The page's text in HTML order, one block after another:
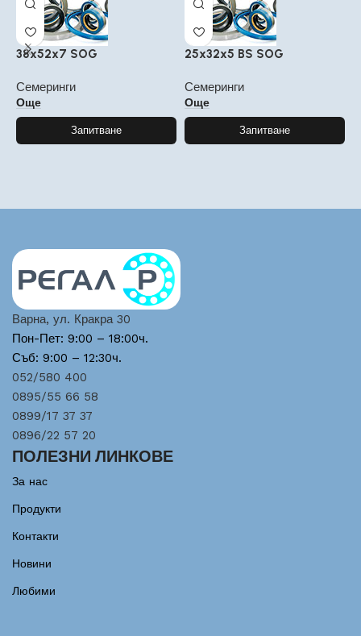
38x52x7 SOG
Семеринги
Още
Запитване
25x32x5 BS SOG
Семеринги
Още
Запитване
Варна, ул. Кракра 30
Пон-Пет: 9:00 – 18:00ч.
Съб: 9:00 – 12:30ч.
052/580 400
0895/55 66 58
0899/17 37 37
0896/22 57 20
ПОЛЕЗНИ ЛИНКОВЕ
За нас
Продукти
Контакти
Новини
Любими